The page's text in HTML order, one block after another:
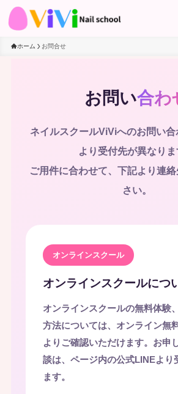
ホーム お問合せ
お問い合わ
ネイルスクールViViへのお問い
より受付先が異なりま
ご用件に合わせて、下記より連
さい。
オンラインスクール
オンラインスクールにつ
オンラインスクールの無料体験
方法については、オンライン無
よりご確認いただけます。お申
談は、ページ内の公式LINEより
ます。